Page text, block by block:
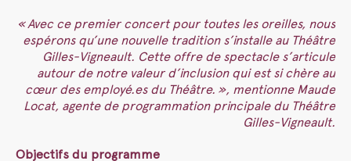
« Avec ce premier concert pour toutes les oreilles, nous
espérons qu’une nouvelle tradition s’installe au Théâtre
Gilles-Vigneault. Cette offre de spectacle s’articule
autour de notre valeur d’inclusion qui est si chère au
cœur des employé.es du Théâtre. », mentionne Maude
Locat, agente de programmation principale du Théâtre
Gilles-Vigneault.
Objectifs du programme